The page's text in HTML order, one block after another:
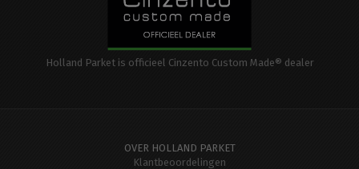
Holland Parket is officieel Cinzento Custom Made® dealer
OVER HOLLAND PARKET
Klantbeoordelingen